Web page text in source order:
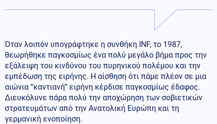
Όταν λοιπόν υπογράφτηκε η συνθήκη INF, το 1987,
θεωρήθηκε παγκοσμίως ένα πολύ μεγάλο βήμα προς την
εξάλειψη του κινδύνου του πυρηνικού πολέμου και την
εμπέδωση της ειρήνης. Η αίσθηση ότι πάμε πλέον σε μια
αιώνια “καντιανή” ειρήνη κέρδισε παγκοσμίως έδαφος.
Διευκόλυνε πάρα πολύ την αποχώρηση των σοβιετικών
στρατευμάτων από την Ανατολική Ευρώπη και τη
γερμανική ενοποίηση.